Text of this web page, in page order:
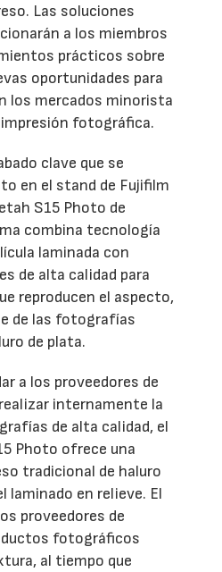
Las soluciones
a los miembros
prácticos sobre
oportunidades para
los mercados minorista
fotográfica.
clave que se
en el stand de Fujifilm
S15 Photo de
combina tecnología
laminada con
de alta calidad para
reproducen el aspecto,
de las fotografías
de plata.
a los proveedores de
internamente la
de alta calidad, el
Photo ofrece una
tradicional de haluro
laminado en relieve. El
proveedores de
fotográficos
al tiempo que